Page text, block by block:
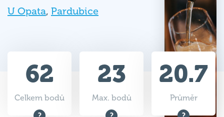
U Opata, Pardubice
62
Celkem bodů
23
Max. bodů
20.7
Průměr